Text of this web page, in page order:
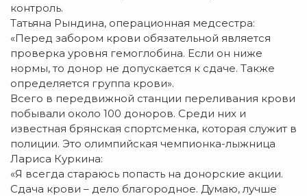
контроль.
Татьяна Рындина, операционная медсестра:
«Перед забором крови обязательной является
проверка уровня гемоглобина. Если он ниже
нормы, то донор не допускается к сдаче. Также
определяется группа крови».
Всего в передвижной станции переливания крови
побывали около 100 доноров. Среди них и
известная брянская спортсменка, которая служит в
полиции. Это олимпийская чемпионка-лыжница
Лариса Куркина:
«Я всегда стараюсь попасть на донорские акции.
Сдача крови – дело благородное. Думаю, лучше